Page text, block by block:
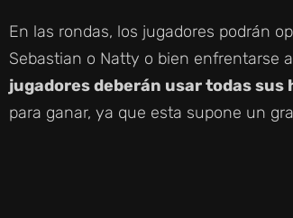
En las rondas, los jugadores podrán
Sebastian o Natty o bien enfrentarse
jugadores deberán usar todas
para ganar, ya que esta supone un